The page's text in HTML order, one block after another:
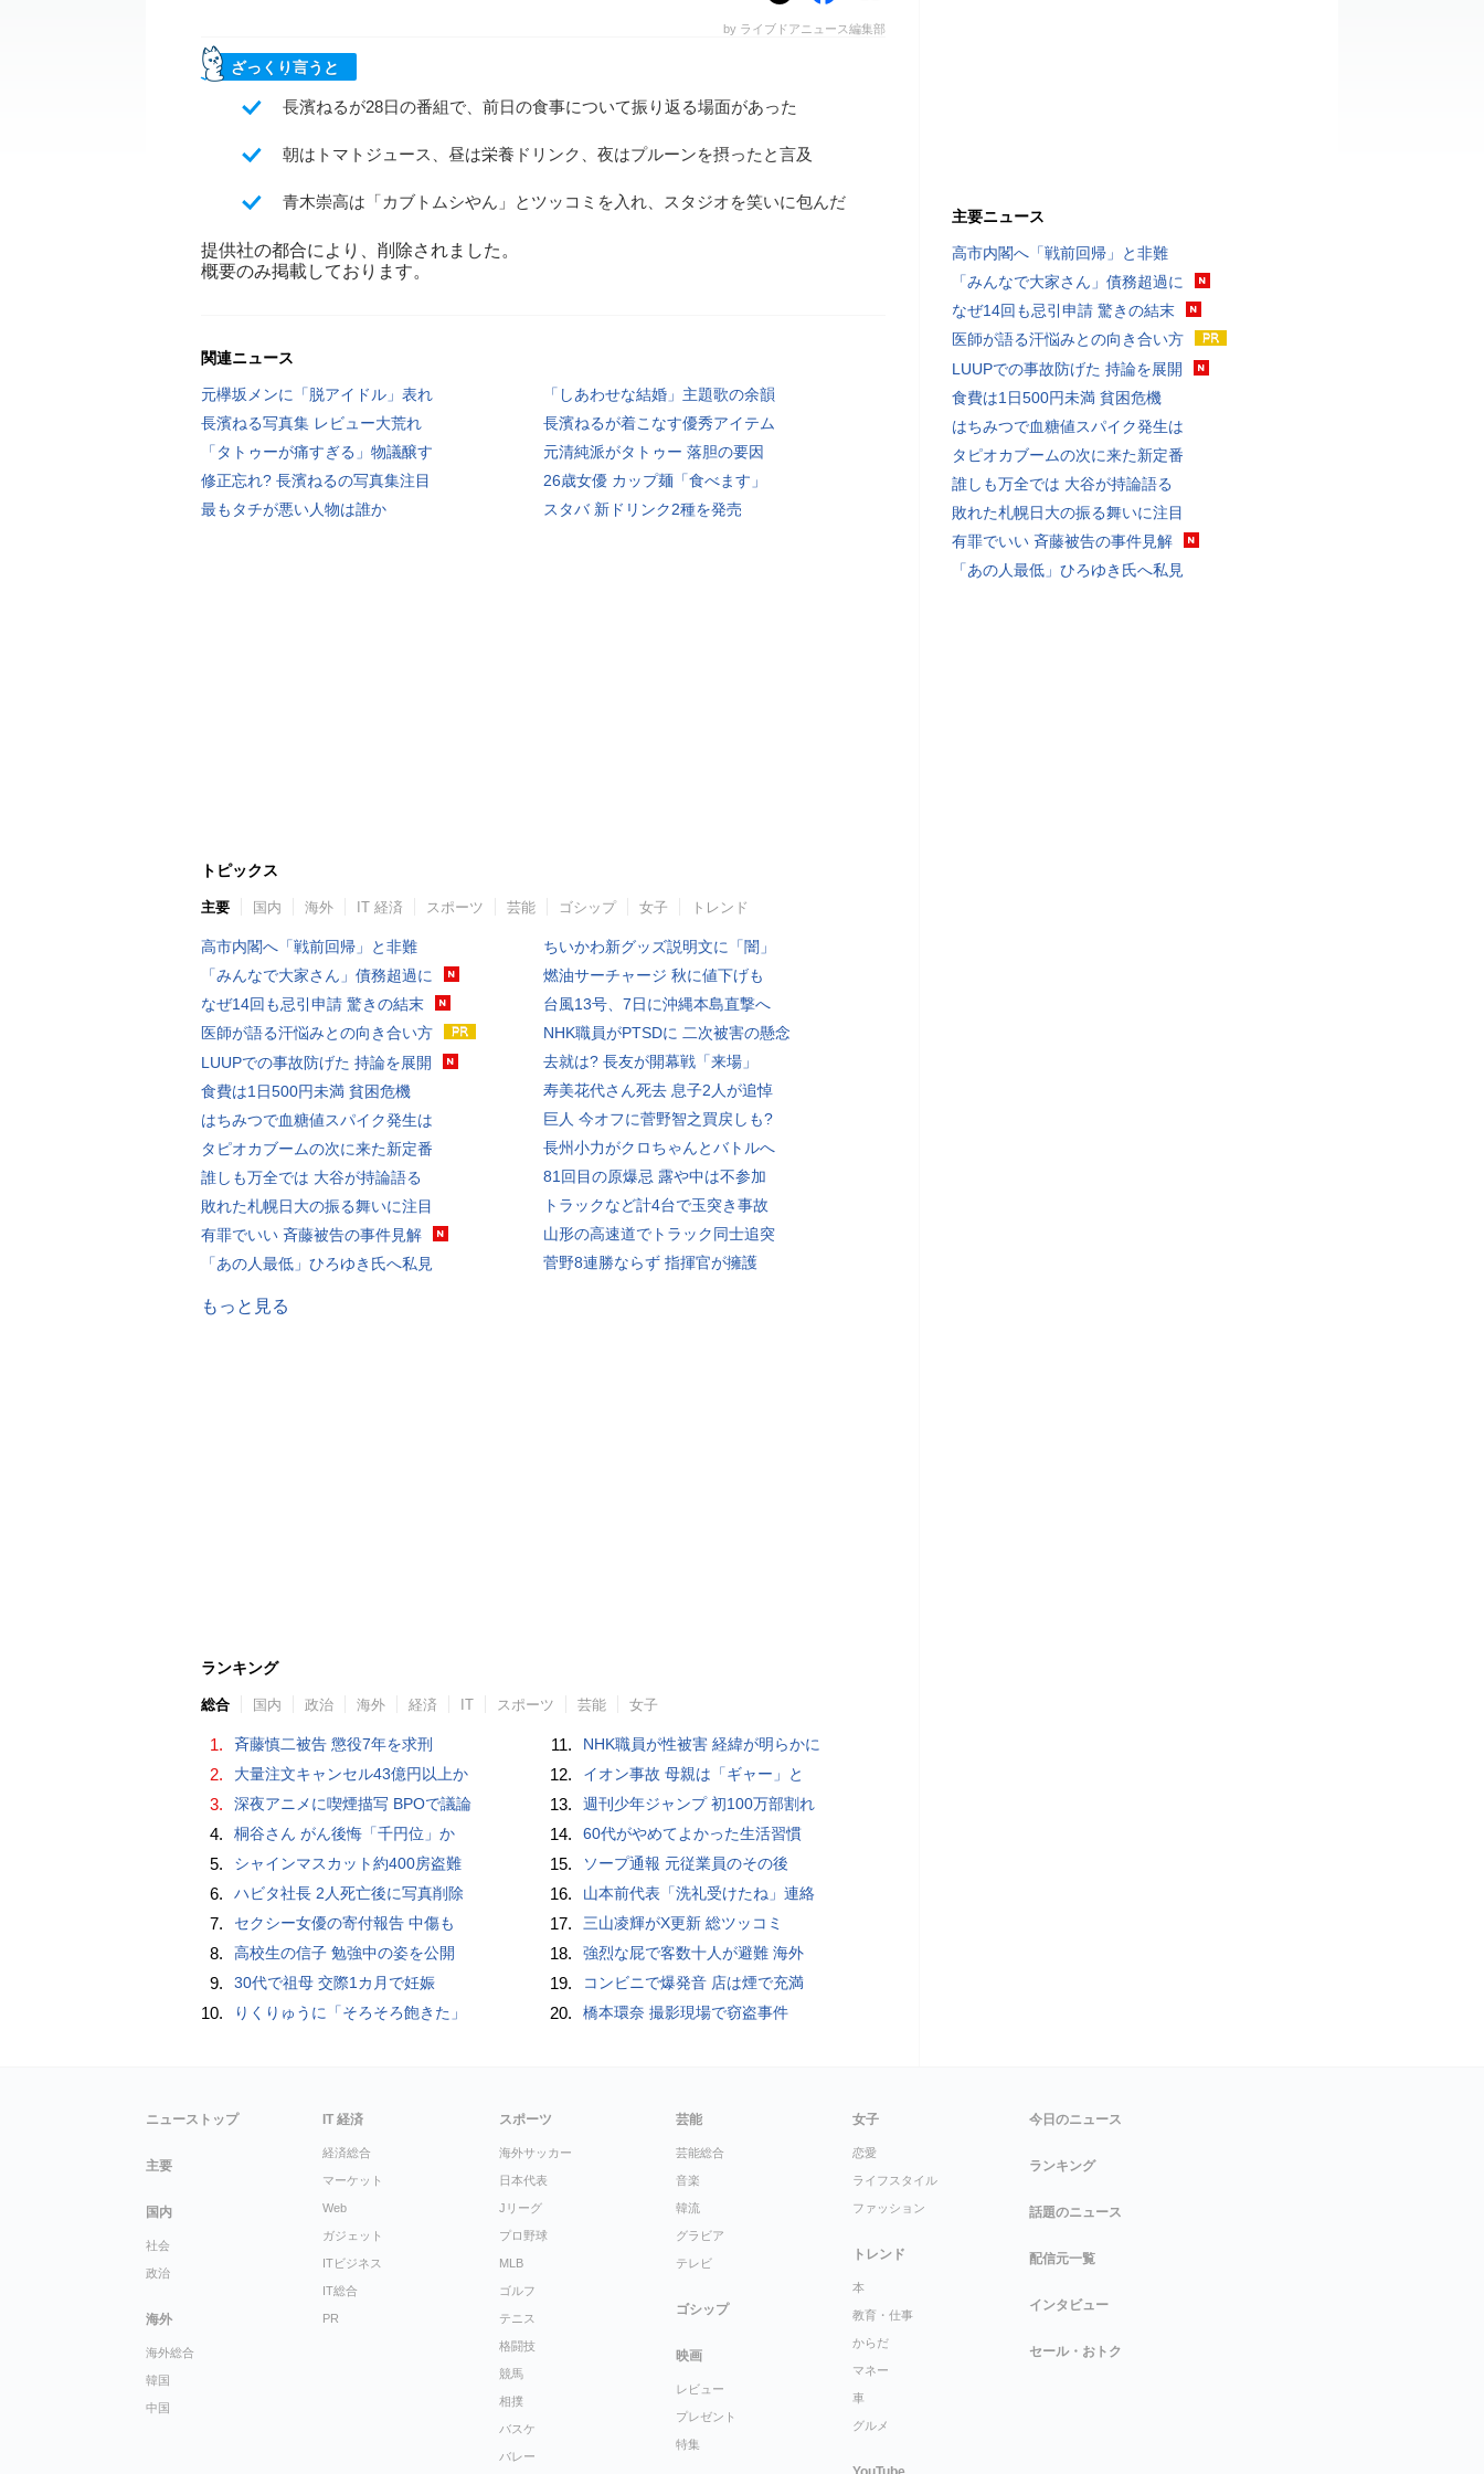
by ライブドアニュース編集部
ざっくり言うと
長濱ねるが28日の番組で、前日の食事について振り返る場面があった
朝はトマトジュース、昼は栄養ドリンク、夜はプルーンを摂ったと言及
青木崇高は「カブトムシやん」とツッコミを入れ、スタジオを笑いに包んだ
提供社の都合により、削除されました。
概要のみ掲載しております。
関連ニュース
元欅坂メンに「脱アイドル」表れ
「しあわせな結婚」主題歌の余韻
長濱ねる写真集 レビュー大荒れ
長濱ねるが着こなす優秀アイテム
「タトゥーが痛すぎる」物議醸す
元清純派がタトゥー 落胆の要因
修正忘れ? 長濱ねるの写真集注目
26歳女優 カップ麺「食べます」
最もタチが悪い人物は誰か
スタバ 新ドリンク2種を発売
トピックス
主要 国内 海外 IT 経済 スポーツ 芸能 ゴシップ 女子 トレンド
高市内閣へ「戦前回帰」と非難
「みんなで大家さん」債務超過に
なぜ14回も忌引申請 驚きの結末
医師が語る汗悩みとの向き合い方
LUUPでの事故防げた 持論を展開
食費は1日500円未満 貧困危機
はちみつで血糖値スパイク発生は
タピオカブームの次に来た新定番
誰しも万全では 大谷が持論語る
敗れた札幌日大の振る舞いに注目
有罪でいい 斉藤被告の事件見解
「あの人最低」ひろゆき氏へ私見
ちいかわ新グッズ説明文に「闇」
燃油サーチャージ 秋に値下げも
台風13号、7日に沖縄本島直撃へ
NHK職員がPTSDに 二次被害の懸念
去就は? 長友が開幕戦「来場」
寿美花代さん死去 息子2人が追悼
巨人 今オフに菅野智之買戻しも?
長州小力がクロちゃんとバトルへ
81回目の原爆忌 露や中は不参加
トラックなど計4台で玉突き事故
山形の高速道でトラック同士追突
菅野8連勝ならず 指揮官が擁護
もっと見る
ランキング
総合 国内 政治 海外 経済 IT スポーツ 芸能 女子
1. 斉藤慎二被告 懲役7年を求刑
2. 大量注文キャンセル43億円以上か
3. 深夜アニメに喫煙描写 BPOで議論
4. 桐谷さん がん後悔「千円位」か
5. シャインマスカット約400房盗難
6. ハビタ社長 2人死亡後に写真削除
7. セクシー女優の寄付報告 中傷も
8. 高校生の信子 勉強中の姿を公開
9. 30代で祖母 交際1カ月で妊娠
10. りくりゅうに「そろそろ飽きた」
11. NHK職員が性被害 経緯が明らかに
12. イオン事故 母親は「ギャー」と
13. 週刊少年ジャンプ 初100万部割れ
14. 60代がやめてよかった生活習慣
15. ソープ通報 元従業員のその後
16. 山本前代表「洗礼受けたね」連絡
17. 三山凌輝がX更新 総ツッコミ
18. 強烈な屁で客数十人が避難 海外
19. コンビニで爆発音 店は煙で充満
20. 橋本環奈 撮影現場で窃盗事件
主要ニュース
高市内閣へ「戦前回帰」と非難
「みんなで大家さん」債務超過に
なぜ14回も忌引申請 驚きの結末
医師が語る汗悩みとの向き合い方
LUUPでの事故防げた 持論を展開
食費は1日500円未満 貧困危機
はちみつで血糖値スパイク発生は
タピオカブームの次に来た新定番
誰しも万全では 大谷が持論語る
敗れた札幌日大の振る舞いに注目
有罪でいい 斉藤被告の事件見解
「あの人最低」ひろゆき氏へ私見
ニューストップ
主要
国内
社会
政治
海外
海外総合
韓国
中国
IT 経済
経済総合
マーケット
Web
ガジェット
ITビジネス
IT総合
PR
スポーツ
海外サッカー
日本代表
Jリーグ
プロ野球
MLB
ゴルフ
テニス
格闘技
競馬
相撲
バスケ
バレー
芸能
芸能総合
音楽
韓流
グラビア
テレビ
ゴシップ
映画
レビュー
プレゼント
特集
女子
恋愛
ライフスタイル
ファッション
トレンド
本
教育・仕事
からだ
マネー
車
グルメ
今日のニュース
ランキング
話題のニュース
配信元一覧
インタビュー
セール・おトク